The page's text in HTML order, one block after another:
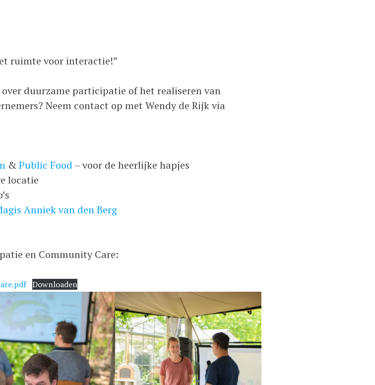
ruimte voor interactie!”
duurzame participatie of het realiseren van
Neem contact op met Wendy de Rijk via
&Public Food – voor de heerlijke hapjes
locatie
Anniek van den Berg
en Community Care:
Downloaden